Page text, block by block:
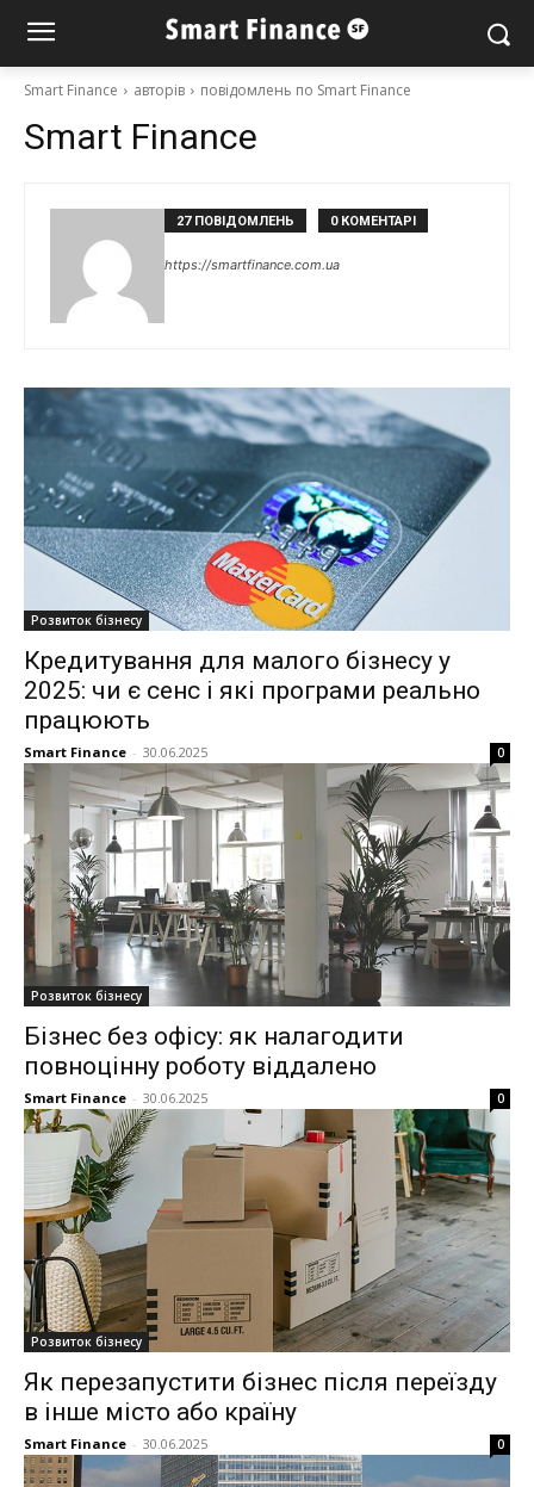
Smart Finance авторів повідомлень по Smart Finance
Smart Finance
27 ПОВІДОМЛЕНЬ 0 КОМЕНТАРІ
https://smartfinance.com.ua
Розвиток бізнесу
Кредитування для малого бізнесу у
2025: чи є сенс і які програми реально
працюють
Smart Finance - 30.06.2025 0
Розвиток бізнесу
Бізнес без офісу: як налагодити
повноцінну роботу віддалено
Smart Finance - 30.06.2025 0
Розвиток бізнесу
Як перезапустити бізнес після переїзду
в інше місто або країну
Smart Finance - 30.06.2025 0